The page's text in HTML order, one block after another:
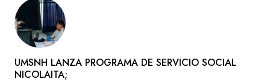
UMSNH LANZA PROGRAMA DE SERVICIO SOCIAL
NICOLAITA;